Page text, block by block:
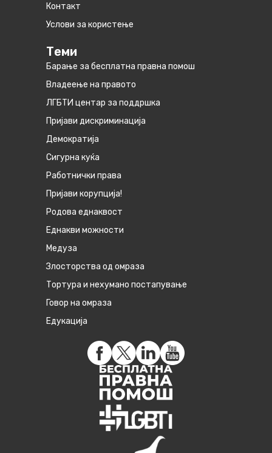
Контакт
Услови за користење
Теми
Барање за бесплатна правна помош
Владеење на правото
ЛГБТИ центар за поддршка
Пријави дискриминација
Демократија
Сигурна куќа
Работнички права
Пријави корупција!
Родова еднаквост
Eднакви можности
Медуза
Злосторства од омраза
Тортура и нехумано постапување
Говор на омраза
Едукација